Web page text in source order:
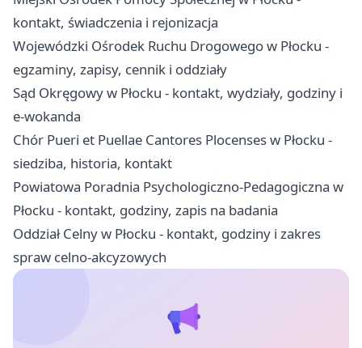
kontakt, świadczenia i rejonizacja
Wojewódzki Ośrodek Ruchu Drogowego w Płocku -
egzaminy, zapisy, cennik i oddziały
Sąd Okręgowy w Płocku - kontakt, wydziały, godziny i
e-wokanda
Chór Pueri et Puellae Cantores Plocenses w Płocku -
siedziba, historia, kontakt
Powiatowa Poradnia Psychologiczno-Pedagogiczna w
Płocku - kontakt, godziny, zapis na badania
Oddział Celny w Płocku - kontakt, godziny i zakres
spraw celno-akcyzowych